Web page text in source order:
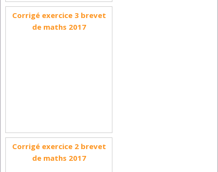
Corrigé exercice 3 brevet
de maths 2017
Corrigé exercice 2 brevet
de maths 2017